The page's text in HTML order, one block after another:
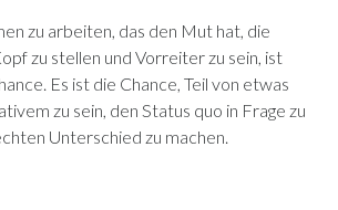
zu arbeiten, das den Mut hat, die
zu stellen und Vorreiter zu sein, ist
Es ist die Chance, Teil von etwas
zu sein, den Status quo in Frage zu
Unterschied zu machen.